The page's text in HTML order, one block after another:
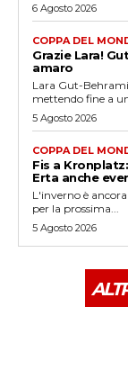
6 Agosto 2026
COPPA DEL
Grazie Lara!
amaro
Lara Gut-
mettendo fine a
5 Agosto 2026
COPPA DEL
Fis a
Erta anche
L'inverno è
per la prossima...
5 Agosto 2026